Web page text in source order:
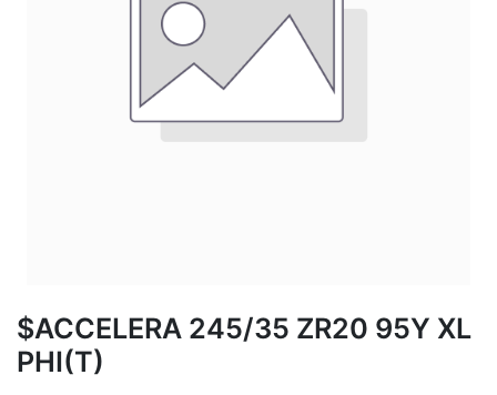
$ACCELERA 245/35 ZR20 95Y XL
PHI(T)